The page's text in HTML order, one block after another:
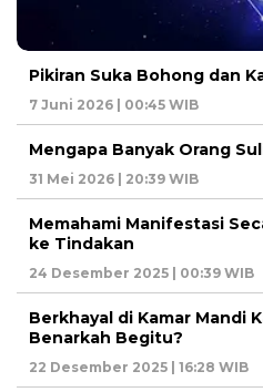
Pikiran Suka Bohong dan
7 Juni 2026 | 00:45 WIB
Mengapa Banyak Orang
31 Mei 2026 | 20:39 WIB
Memahami Manifestasi
ke Tindakan
24 Desember 2025 | 00:39 WIB
Berkhayal di Kamar Mandi
Benarkah Begitu?
22 Desember 2025 | 16:28 WIB